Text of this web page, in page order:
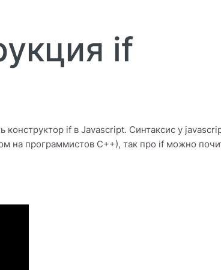
if
if в Javascript. Синтаксис у
на программистов C++), так про if можно